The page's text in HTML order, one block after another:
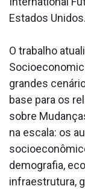
Estados Unidos.
O trabalho
grandes
base para os
sobre
na escala: os
demografia,
infraestrutura,